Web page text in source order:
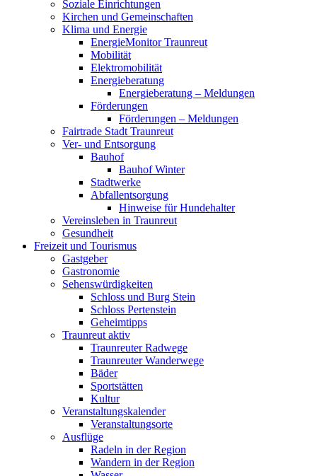
Soziale Einrichtungen
Kirchen und Gemeinschaften
Klima und Energie
EnergieMonitor Traunreut
Mobilität
Elektromobilität
Energieberatung
Energieberatung – Meldungen
Förderungen
Förderungen – Meldungen
Fairtrade Stadt Traunreut
Ver- und Entsorgung
Bauhof
Bauhof Winter
Stadtwerke
Abfallentsorgung
Hinweise für Hundehalter
Vereinsleben in Traunreut
Gesundheit
Freizeit und Tourismus
Gastgeber
Gastronomie
Sehenswürdigkeiten
Schloss und Burg Stein
Schloss Pertenstein
Geheimtipps
Traunreut aktiv
Traunreuter Radwege
Traunreuter Wanderwege
Bäder
Sportstätten
Kultur
Veranstaltungskalender
Veranstaltungsorte
Ausflüge
Radeln in der Region
Wandern in der Region